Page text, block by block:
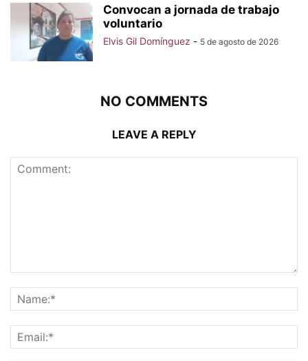
Convocan a jornada de trabajo
voluntario
Elvis Gil Domínguez - 5 de agosto de 2026
NO COMMENTS
LEAVE A REPLY